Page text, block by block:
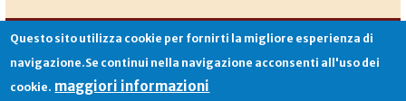
Associazione La Scighera copyleft|cookies|privacy|login
Sito creato daAlekos.net
Questo sito utilizza cookie per fornirti la migliore esperienza di
navigazione.Se continui nella navigazione acconsenti all'uso dei
cookie. maggiori informazioni